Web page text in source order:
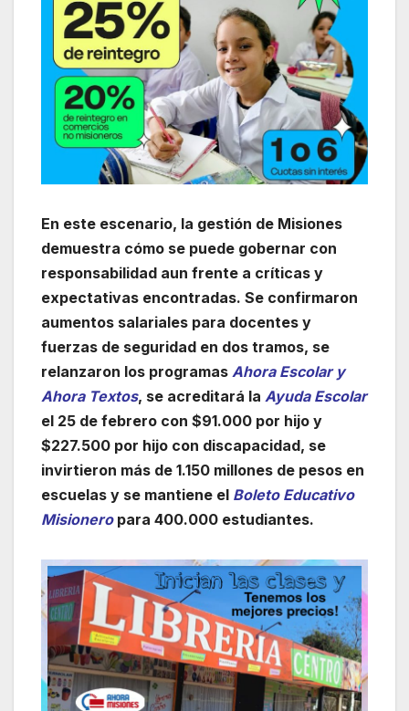
En este escenario, la gestión de Misiones
demuestra cómo se puede gobernar con
responsabilidad aun frente a críticas y
expectativas encontradas. Se confirmaron
aumentos salariales para docentes y
fuerzas de seguridad en dos tramos, se
relanzaron los programas Ahora Escolar y
Ahora Textos, se acreditará la Ayuda Escolar
el 25 de febrero con $91.000 por hijo y
$227.500 por hijo con discapacidad, se
invirtieron más de 1.150 millones de pesos en
escuelas y se mantiene el Boleto Educativo
Misionero para 400.000 estudiantes.